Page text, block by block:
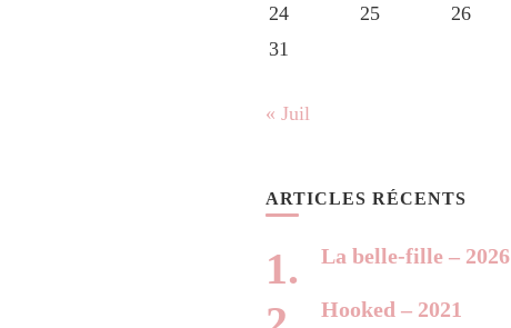
24
25 26
31
« Juil
ARTICLES RÉCENTS
La belle-fille – 2026
Hooked – 2021